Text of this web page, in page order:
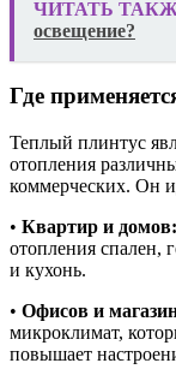
ЧИТАТЬ
освещение?
Где
Теплый плинтус
отопления
коммерческих. Он
• Квартир и домов:
отопления спален,
и кухонь.
• Офисов и
микроклимат,
повышает